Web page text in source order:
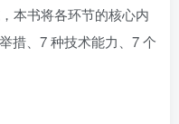
本书将各环节的核心内
措、7 种技术能力、7 个